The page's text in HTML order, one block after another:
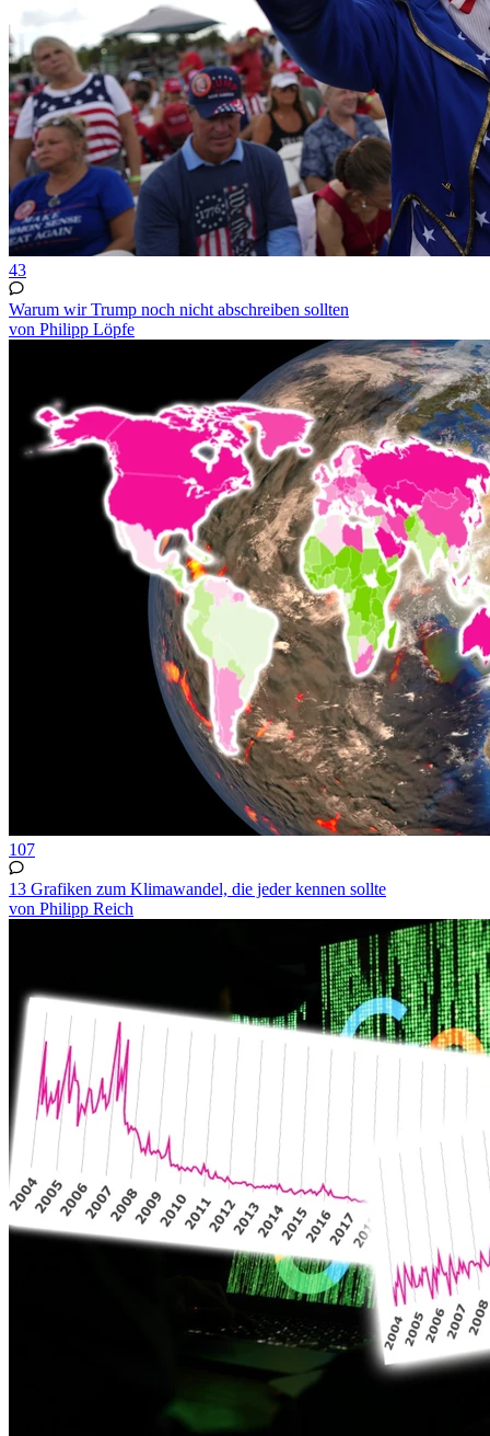
43
Warum wir Trump noch nicht abschreiben sollten
von Philipp Löpfe
107
13 Grafiken zum Klimawandel, die jeder kennen sollte
von Philipp Reich